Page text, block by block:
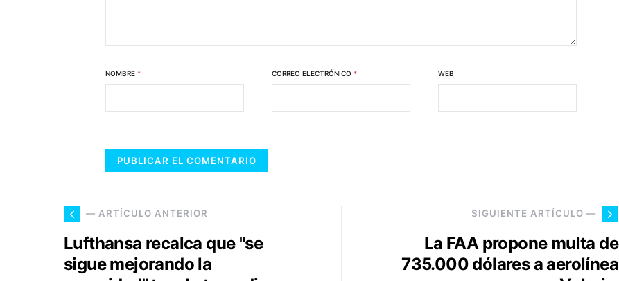
NOMBRE * CORREO ELECTRÓNICO * WEB
— ARTÍCULO ANTERIOR
Lufthansa recalca que "se
sigue mejorando la
SIGUIENTE ARTÍCULO —
La FAA propone multa de
735.000 dólares a aerolínea